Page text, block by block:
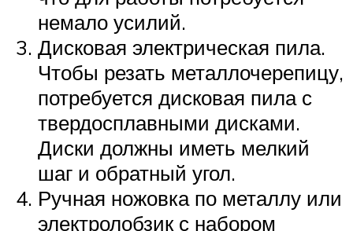
немало усилий.
Дисковая электрическая пила.
Чтобы резать металлочерепицу,
потребуется дисковая пила с
твердосплавными дисками.
Диски должны иметь мелкий
шаг и обратный угол.
Ручная ножовка по металлу или
электролобзик с набором